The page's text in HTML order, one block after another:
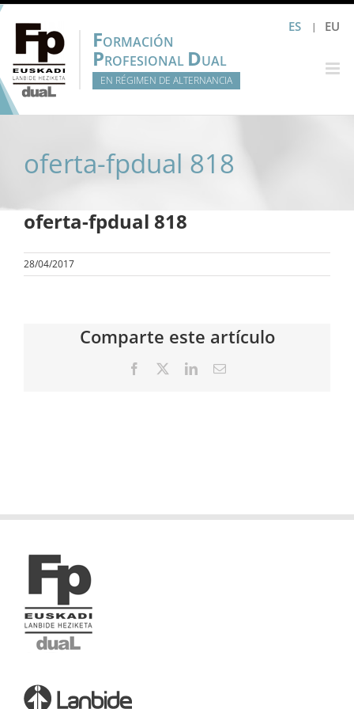
Saltar
contenido
ES EU
FORMACIÓN
PROFESIONAL DUAL
EN RÉGIMEN DE ALTERNANCIA
oferta-fpdual 818
oferta-fpdual 818
28/04/2017
Comparte este artículo
Facebook LinkedInCorreo